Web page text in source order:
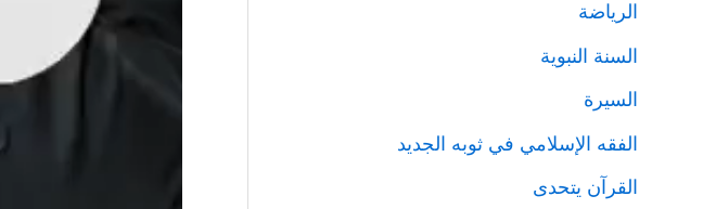
الرياضة
السنة النبوية
السيرة
الفقه الإسلامي في ثوبه الجديد
القرآن يتحدى